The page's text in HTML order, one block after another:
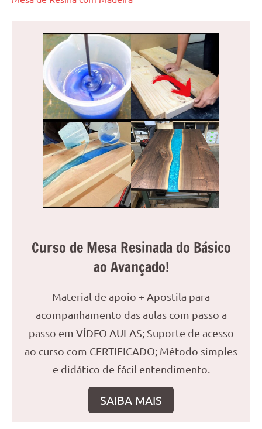
Curso de Mesa Resinada do Básico
ao Avançado!
Material de apoio + Apostila para
acompanhamento das aulas com passo a
passo em VÍDEO AULAS; Suporte de acesso
ao curso com CERTIFICADO; Método simples
e didático de fácil entendimento.
SAIBA MAIS